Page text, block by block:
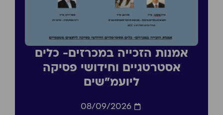
אמנות הזכייה במכרזים- כלים
אסטרטגיים וחידושי פסיקה
ליועמ״שים
08/09/2026